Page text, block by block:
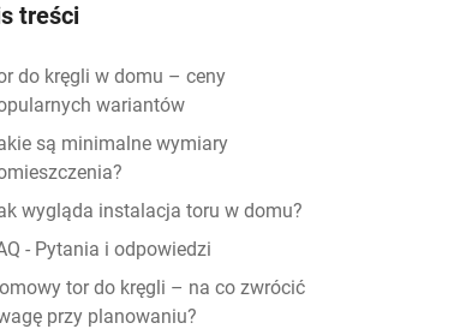
treści
do kręgli w domu – ceny
wariantów
są minimalne wymiary
wygląda instalacja toru w domu?
- Pytania i odpowiedzi
tor do kręgli – na co zwrócić
przy planowaniu?